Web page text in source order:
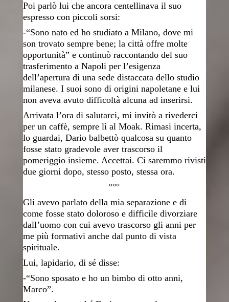
Poi parlò lui che ancora centellinava il suo
espresso con piccoli sorsi:
-“Sono nato ed ho studiato a Milano, dove mi
son trovato sempre bene; la città offre molte
opportunità” e continuò raccontando del suo
trasferimento a Napoli per l’esigenza
dell’apertura di una sede distaccata dello studio
milanese. I suoi sono di origini napoletane e lui
non aveva avuto difficoltà alcuna ad inserirsi.
Arrivata l’ora di salutarci, mi invitò a rivederci
per un caffè, sempre lì al Moak. Rimasi incerta,
lo guardai, Dario balbettò qualcosa su quanto
fosse stato gradevole aver trascorso il
pomeriggio insieme. Accettai. Ci saremmo rivisti
due giorni dopo, stesso posto, stessa ora.
°°°
Gli avevo parlato della mia separazione e di
come fosse stato doloroso e difficile divorziare
dall’uomo con cui avevo trascorso gli anni per
me più formativi anche dal punto di vista
spirituale.
Lui, lapidario, di sé disse:
-“Sono sposato e ho un bimbo di otto anni,
Marco”.